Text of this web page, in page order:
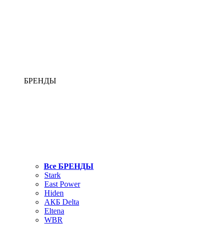
БРЕНДЫ
Все БРЕНДЫ
Stark
East Power
Hiden
АКБ Delta
Eltena
WBR